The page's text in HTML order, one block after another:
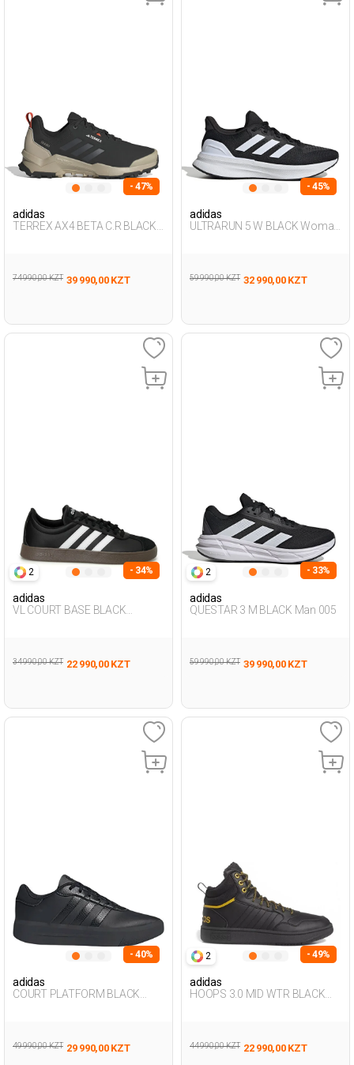
- 47%
adidas
TERREX AX4 BETA C.R BLACK
74 990,00 KZT 39 990,00 KZT
- 45%
adidas
ULTRARUN 5 W BLACK Woman
59 990,00 KZT 32 990,00 KZT
2 - 34%
adidas
VL COURT BASE BLACK
34 990,00 KZT 22 990,00 KZT
2 - 33%
adidas
QUESTAR 3 M BLACK Man 005
59 990,00 KZT 39 990,00 KZT
- 40%
adidas
COURT PLATFORM BLACK
49 990,00 KZT 29 990,00 KZT
2 - 49%
adidas
HOOPS 3.0 MID WTR BLACK
44 990,00 KZT 22 990,00 KZT